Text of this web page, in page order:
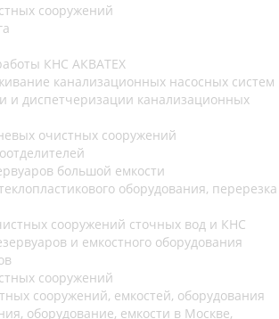
сооружений
КНС АКВАТЕХ
канализационных насосных систем
и диспетчеризации канализационных
очистных сооружений
большой емкости
оборудования, перерезка
сооружений сточных вод и КНС
и емкостного оборудования
сооружений
сооружений, емкостей, оборудования
оборудование, емкости в Москве,